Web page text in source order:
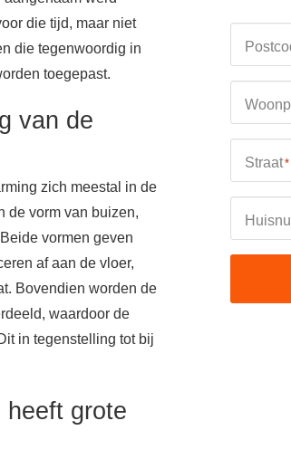
die tijd, maar niet
die tegenwoordig in
toegepast.
van de
zich meestal in de
de vorm van buizen,
vormen geven
af aan de vloer,
Bovendien worden de
waardoor de
in tegenstelling tot bij
heeft grote
Straat*